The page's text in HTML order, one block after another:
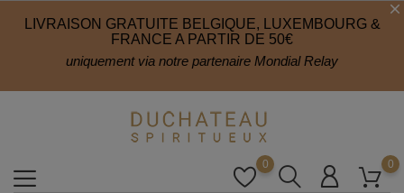
LIVRAISON GRATUITE BELGIQUE, LUXEMBOURG &
FRANCE A PARTIR DE 50€
uniquement via notre partenaire Mondial Relay
0
0